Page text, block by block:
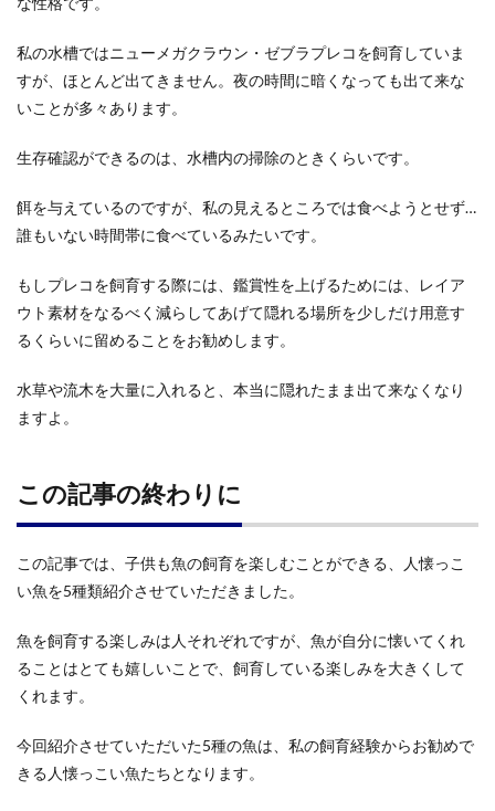
私の水槽ではニューメガクラウン・ゼブラプレコを飼育していま
すが、ほとんど出てきません。夜の時間に暗くなっても出て来な
いことが多々あります。
生存確認ができるのは、水槽内の掃除のときくらいです。
餌を与えているのですが、私の見えるところでは食べようとせず…
誰もいない時間帯に食べているみたいです。
もしプレコを飼育する際には、鑑賞性を上げるためには、レイア
ウト素材をなるべく減らしてあげて隠れる場所を少しだけ用意す
るくらいに留めることをお勧めします。
水草や流木を大量に入れると、本当に隠れたまま出て来なくなり
ますよ。
この記事の終わりに
この記事では、子供も魚の飼育を楽しむことができる、人懐っこ
い魚を5種類紹介させていただきました。
魚を飼育する楽しみは人それぞれですが、魚が自分に懐いてくれ
ることはとても嬉しいことで、飼育している楽しみを大きくして
くれます。
今回紹介させていただいた5種の魚は、私の飼育経験からお勧めで
きる人懐っこい魚たちとなります。